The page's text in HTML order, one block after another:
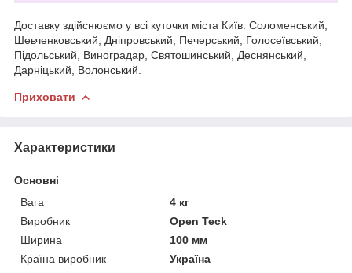
Доставку здійснюємо у всі куточки міста Київ: Соломенський,
Шевченковський, Дніпровський, Печерський, Голосеївський,
Підольський, Виноградар, Святошинський, Деснянський,
Дарніцький, Волонський.
Приховати
Характеристики
Основні
Вага
4 кг
Виробник
Open Teck
Ширина
100 мм
Країна виробник
Україна